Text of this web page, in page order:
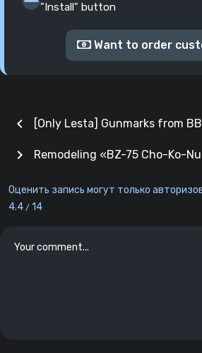
"Install" button
Want to order
chevron_left [Only Lesta] Gunmarks from
Remodeling «BZ-75 Cho-Ko-
chevron_right
Оценить запись могут только
4.4 / 14